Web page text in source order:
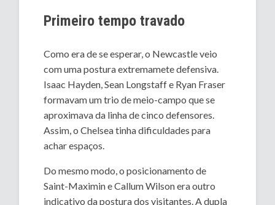
Primeiro tempo travado
Como era de se esperar, o Newcastle veio
com uma postura extremamete defensiva.
Isaac Hayden, Sean Longstaff e Ryan Fraser
formavam um trio de meio-campo que se
aproximava da linha de cinco defensores.
Assim, o Chelsea tinha dificuldades para
achar espaços.
Do mesmo modo, o posicionamento de
Saint-Maximin e Callum Wilson era outro
indicativo da postura dos visitantes. A dupla